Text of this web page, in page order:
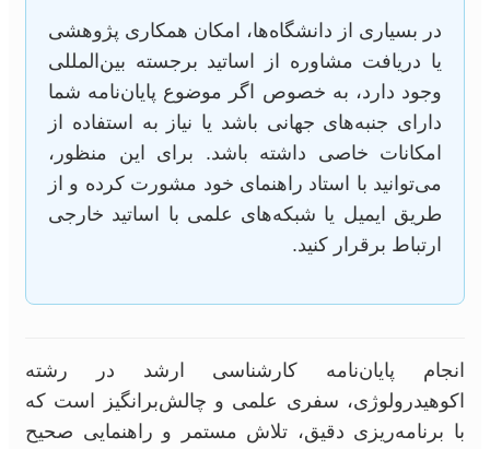
در بسیاری از دانشگاه‌ها، امکان همکاری پژوهشی
یا دریافت مشاوره از اساتید برجسته بین‌المللی
وجود دارد، به خصوص اگر موضوع پایان‌نامه شما
دارای جنبه‌های جهانی باشد یا نیاز به استفاده از
امکانات خاصی داشته باشد. برای این منظور،
می‌توانید با استاد راهنمای خود مشورت کرده و از
طریق ایمیل یا شبکه‌های علمی با اساتید خارجی
ارتباط برقرار کنید.
انجام پایان‌نامه کارشناسی ارشد در رشته
اکوهیدرولوژی، سفری علمی و چالش‌برانگیز است که
با برنامه‌ریزی دقیق، تلاش مستمر و راهنمایی صحیح